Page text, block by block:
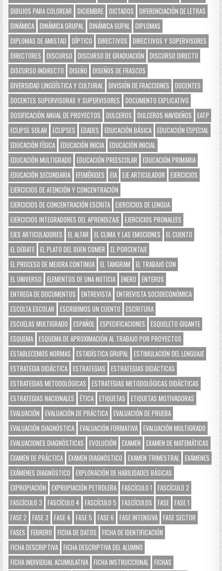
DIBUJOS PARA COLOREAR
DICIEMBRE DICTADOS
DIFERENCIACIÓN DE LETRAS
DINÁMICA DINÁMICA GRUPAL DINÁMICA GUPAL
DIPLOMAS
DIPLOMAS DE AMISTAD
DÍPTICO DIRECTIVOS
DIRECTIVOS Y SUPERVISORES
DIRECTORES
DISCURSO DISCURSO DE GRADUACIÓN
DISCURSO DIRECTO
DISCURSO INDIRECTO
DISEÑO
DISEÑOS DE FRASCOS
DIVERSIDAD LINGÜÍSTICA Y CULTURAL
DIVISIÓN DE FRACCIONES
DOCENTES
DOCENTES SUPERVISORAS Y SUPERVISORES
DOCUMENTO EXPLICATIVO
DOSIFICACIÓN ANUAL DE PROYECTOS
DULCEROS DULCEROS NAVIDEÑOS
EATP
ECLIPSE SOLAR
ECLIPSES EDADES EDUCACIÓN BÁSICA EDUCACIÓN ESPECIAL
EDUCACIÓN FÍSICA EDUCACIÓN INICIA EDUCACIÓN INICIAL
EDUCACIÓN MULTIGRADO
EDUCACIÓN PREESCOLAR
EDUCACIÓN PRIMARIA
EDUCACIÓN SECUNDARIA EFEMÉRIDES EIA EJE ARTICULADOR
EJERCICIOS
EJERCICIOS DE ATENCIÓN Y CONCENTRACIÓN
EJERCICIOS DE CONCENTRACIÓN ESCRITA EJERCICIOS DE LENGUA
EJERCICIOS INTEGRADORES DEL APRENDIZAJE EJERCICIOS PRONALEES
EJES ARTICULADORES
EL ALTAR EL CLIMA Y LAS EMOCIONES
EL CUENTO
EL DEBATE EL PLATO DEL BUEN COMER
EL PORCENTAJE
EL PROCESO DE MEJORA CONTINUA EL TANGRAM
EL TRABAJO CON
EL UNIVERSO
ELEMENTOS DE UNA NOTICIA ENERO
ENTEROS
ENTREGA DE DOCUMENTOS
ENTREVISTA ENTREVISTA SOCIOECONÓMICA
ESCOLTA ESCOLAR
ESCRIBIMOS UN CUENTO
ESCRITURA
ESCUELAS MULTIGRADO
ESPAÑOL ESPECIFICACIONES
ESQUELETO GIGANTE
ESQUEMA ESQUEMA DE APROXIMACIÓN AL TRABAJO POR PROYECTOS
ESTABLECEMOS NORMAS
ESTADÍSTICA GRUPAL
ESTIMULACIÓN DEL LENGUAJE
ESTRATEGIA DIDÁCTICA ESTRATEGIAS
ESTRATEGIAS DIDÁCTICAS
ESTRATEGIAS METODOLÓGICAS
ESTRATEGIAS METODOLÓGICAS DIDÁCTICAS
ESTRATEGIAS NACIONALES
ÉTICA ETIQUETAS
ETIQUETAS MOTIVADORAS
EVALUACIÓN
EVALUACIÓN DE PRÁCTICA EVALUACIÓN DE PRUEBA
EVALUACIÓN DIAGNÓSTICA EVALUACIÓN FORMATIVA EVALUACIÓN MULTIGRADO
EVALUACIONES DIAGNÓSTICAS
EVOLUCIÓN EXAMEN
EXAMEN DE MATEMÁTICAS
EXAMEN DE PRÁCTICA EXAMEN DIAGNÓSTICO EXAMEN TRIMESTRAL
EXÁMENES
EXÁMENES DIAGNÓSTICO
EXPLORACIÓN DE HABILIDADES BÁSICAS
EXPROPIACIÓN
EXPROPIACIÓN PETROLERA FASCÍCULO 1
FASCÍCULO 2
FASCÍCULO 3
FASCÍCULO 4 FASCÍCULO 5 FASCÍCULOS FASE FASE 1
FASE 2
FASE 3 FASE 4 FASE 5 FASE 6 FASE INTENSIVA FASE SECTOR
FASES
FEBRERO FICHA DE DATOS
FICHA DE IDENTIFICACIÓN
FICHA DESCRIPTIVA FICHA DESCRIPTIVA DEL ALUMNO
FICHA INDIVIDUAL ACUMULATIVA FICHA INSTRUCCIONAL
FICHAS